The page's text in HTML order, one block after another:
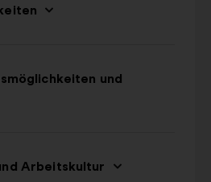
und
Arbeitskultur